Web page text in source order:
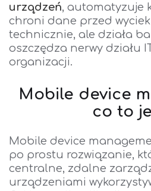
urządzeń, automatyzuje
chroni dane przed
technicznie, ale działa
oszczędza nerwy działu
organizacji.
Mobile device
co to
Mobile device
po prostu rozwiązanie,
centralne, zdalne
urządzeniami